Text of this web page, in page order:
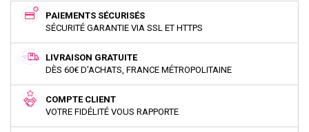
PAIEMENTS SÉCURISÉS
SÉCURITÉ GARANTIE VIA SSL ET HTTPS
LIVRAISON GRATUITE
DÈS 60€ D'ACHATS, FRANCE MÉTROPOLITAINE
COMPTE CLIENT
VOTRE FIDÉLITÉ VOUS RAPPORTE